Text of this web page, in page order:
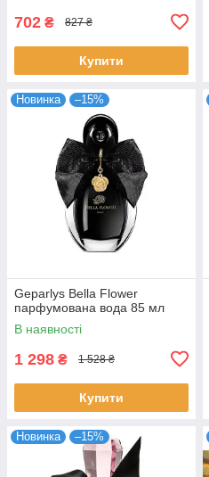
702 ₴ 827 ₴
Купити
Новинка –15%
Geparlys Bella Flower
парфумована вода 85 мл
В наявності
1 298 ₴ 1 528 ₴
Купити
Новинка –15%